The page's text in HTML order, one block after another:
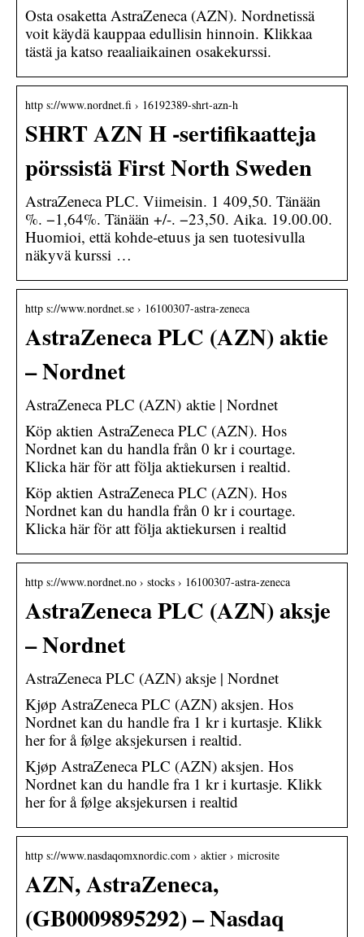
Osta osaketta AstraZeneca (AZN). Nordnetissä
voit käydä kauppaa edullisin hinnoin. Klikkaa
tästä ja katso reaaliaikainen osakekurssi.
http s://www.nordnet.fi › 16192389-shrt-azn-h
SHRT AZN H -sertifikaatteja
pörssistä First North Sweden
AstraZeneca PLC. Viimeisin. 1 409,50. Tänään
%. −1,64%. Tänään +/-. −23,50. Aika. 19.00.00.
Huomioi, että kohde-etuus ja sen tuotesivulla
näkyvä kurssi …
http s://www.nordnet.se › 16100307-astra-zeneca
AstraZeneca PLC (AZN) aktie
– Nordnet
AstraZeneca PLC (AZN) aktie | Nordnet
Köp aktien AstraZeneca PLC (AZN). Hos
Nordnet kan du handla från 0 kr i courtage.
Klicka här för att följa aktiekursen i realtid.
Köp aktien AstraZeneca PLC (AZN). Hos
Nordnet kan du handla från 0 kr i courtage.
Klicka här för att följa aktiekursen i realtid
http s://www.nordnet.no › stocks › 16100307-astra-zeneca
AstraZeneca PLC (AZN) aksje
– Nordnet
AstraZeneca PLC (AZN) aksje | Nordnet
Kjøp AstraZeneca PLC (AZN) aksjen. Hos
Nordnet kan du handle fra 1 kr i kurtasje. Klikk
her for å følge aksjekursen i realtid.
Kjøp AstraZeneca PLC (AZN) aksjen. Hos
Nordnet kan du handle fra 1 kr i kurtasje. Klikk
her for å følge aksjekursen i realtid
http s://www.nasdaqomxnordic.com › aktier › microsite
AZN, AstraZeneca,
(GB0009895292) – Nasdaq